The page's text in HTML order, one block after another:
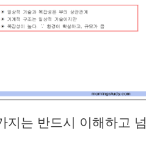
지는 반드시 이해하고 넘